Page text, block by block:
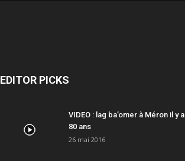
EDITOR PICKS
VIDEO : lag ba’omer à Méron il y a
80 ans
26 mai 2016